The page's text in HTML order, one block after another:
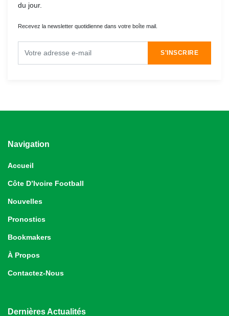
du jour.
Recevez la newsletter quotidienne dans votre boîte mail.
S'INSCRIRE
Navigation
Accueil
Côte D’Ivoire Football
Nouvelles
Pronostics
Bookmakers
À Propos
Contactez-Nous
Dernières Actualités